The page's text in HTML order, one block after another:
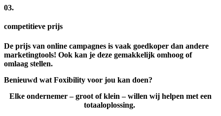
03.
competitieve prijs
De prijs van online campagnes is vaak goedkoper dan andere
marketingtools! Ook kan je deze gemakkelijk omhoog of
omlaag stellen.
Benieuwd wat Foxibility voor jou kan doen?
Elke ondernemer – groot of klein – willen wij helpen met een
totaaloplossing.